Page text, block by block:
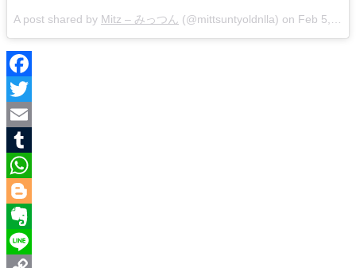
A post shared by Mitz – みっつん (@mittsuntyoldnlla) on Feb 5, 2018 at 2:21pm PST
Facebook
Twitter
Email
Tumblr
WhatsApp
Blogger
Evernote